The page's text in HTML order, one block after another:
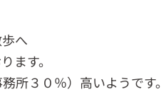
へ
ます。
所３０％）高いようです。